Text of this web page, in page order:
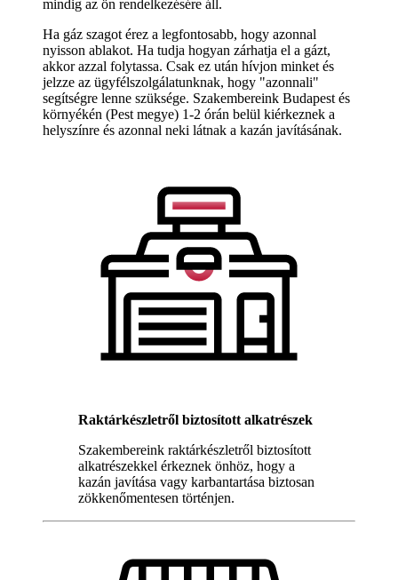
mindig az ön rendelkezésére áll.
Ha gáz szagot érez a legfontosabb, hogy azonnal
nyisson ablakot. Ha tudja hogyan zárhatja el a gázt,
akkor azzal folytassa. Csak ez után hívjon minket és
jelzze az ügyfélszolgálatunknak, hogy "azonnali"
segítségre lenne szüksége. Szakembereink Budapest és
környékén (Pest megye) 1-2 órán belül kiérkeznek a
helyszínre és azonnal neki látnak a kazán javításának.
Raktárkészletről biztosított alkatrészek
Szakembereink raktárkészletről biztosított
alkatrészekkel érkeznek önhöz, hogy a
kazán javítása vagy karbantartása biztosan
zökkenőmentesen történjen.